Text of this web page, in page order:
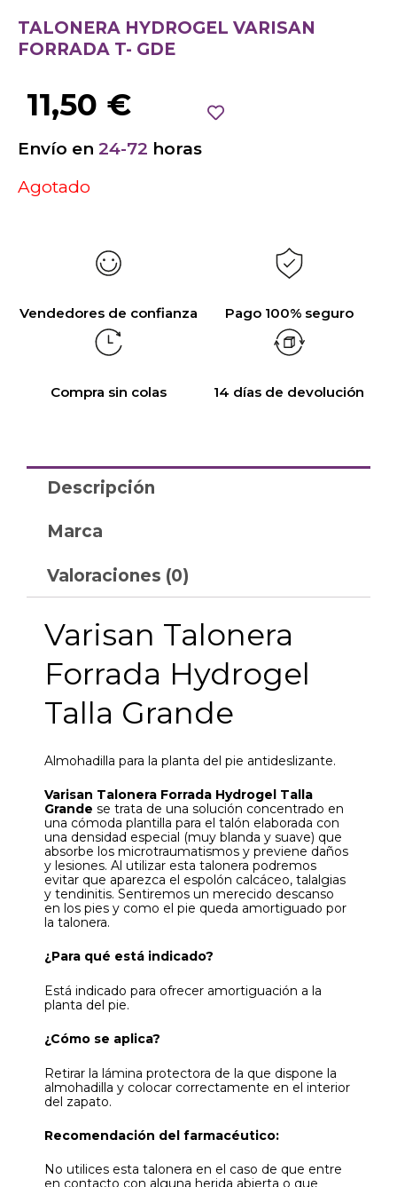
TALONERA HYDROGEL VARISAN
FORRADA T- GDE
11,50 €
Envío en 24-72 horas
Agotado
Vendedores de confianza Pago 100% seguro
Compra sin colas 14 días de devolución
Descripción
Marca
Valoraciones (0)
Varisan Talonera
Forrada Hydrogel
Talla Grande
Almohadilla para la planta del pie antideslizante.
Varisan Talonera Forrada Hydrogel Talla
Grande se trata de una solución concentrado en
una cómoda plantilla para el talón elaborada con
una densidad especial (muy blanda y suave) que
absorbe los microtraumatismos y previene daños
y lesiones. Al utilizar esta talonera podremos
evitar que aparezca el espolón calcáceo, talalgias
y tendinitis. Sentiremos un merecido descanso
en los pies y como el pie queda amortiguado por
la talonera.
¿Para qué está indicado?
Está indicado para ofrecer amortiguación a la
planta del pie.
¿Cómo se aplica?
Retirar la lámina protectora de la que dispone la
almohadilla y colocar correctamente en el interior
del zapato.
Recomendación del farmacéutico:
No utilices esta talonera en el caso de que entre